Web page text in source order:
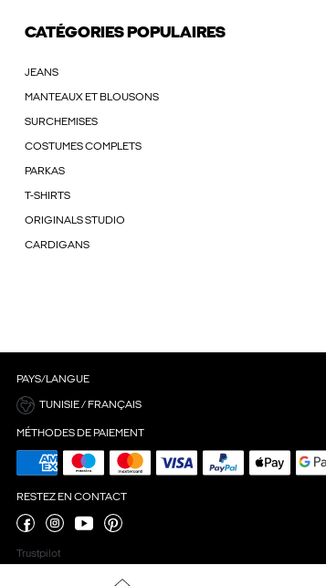
CATÉGORIES POPULAIRES
JEANS
MANTEAUX ET BLOUSONS
SURCHEMISES
COSTUMES COMPLETS
PARKAS
T-SHIRTS
ORIGINALS STUDIO
CARDIGANS
PAYS/LANGUE
TUNISIE / FRANÇAIS
MÉTHODES DE PAIEMENT
RESTEZ EN CONTACT
Trustpilot